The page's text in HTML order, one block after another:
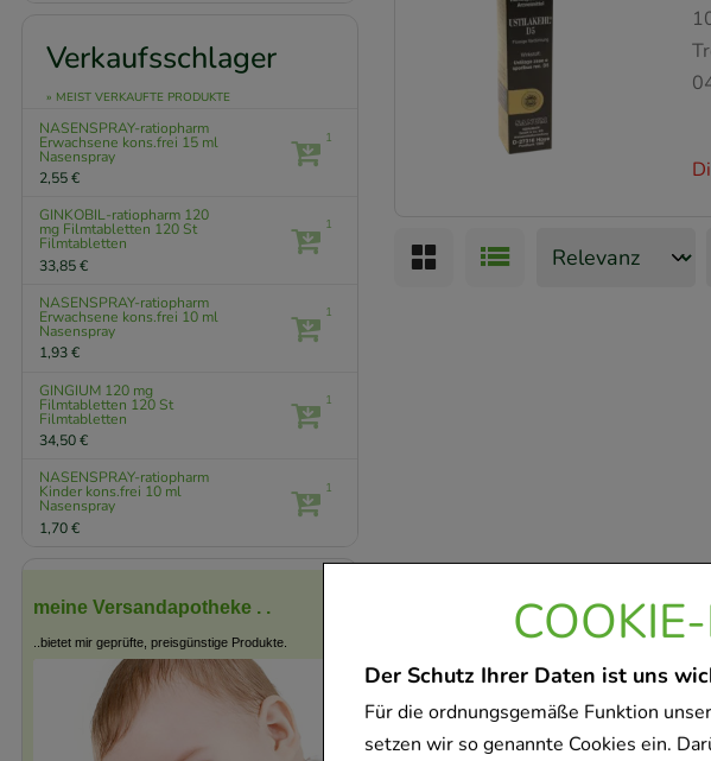
Der Schutz Ihrer Daten ist uns
Für die ordnungsgemäße Funktion
setzen wir so genannte Cookies ein.
Verkaufsschlager
» MEIST VERKAUFTE PRODUKTE
NASENSPRAY-ratiopharm
Erwachsene kons.frei 15 ml
Nasenspray
2,55 €
1
GINKOBIL-ratiopharm 120
mg Filmtabletten 120 St
Filmtabletten
33,85 €
1
NASENSPRAY-ratiopharm
Erwachsene kons.frei 10 ml
Nasenspray
1,93 €
1
GINGIUM 120 mg
Filmtabletten 120 St
Filmtabletten
34,50 €
1
NASENSPRAY-ratiopharm
Kinder kons.frei 10 ml
Nasenspray
1,70 €
1
meine Versandapotheke . .
..bietet mir geprüfte, preisgünstige Produkte.